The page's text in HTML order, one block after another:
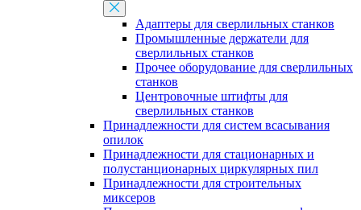
Адаптеры для сверлильных станков
Промышленные держатели для
сверлильных станков
Прочее оборудование для сверлильных
станков
Центровочные штифты для
сверлильных станков
Принадлежности для систем всасывания
опилок
Принадлежности для стационарных и
полустанционарных циркулярных пил
Принадлежности для строительных
миксеров